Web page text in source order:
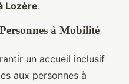
Lozère.
à Mobilité
un accueil inclusif
aux personnes à